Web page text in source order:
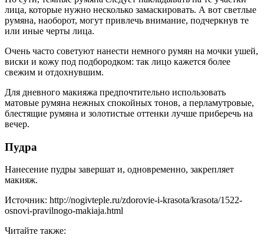
лица, которые нужно несколько замаскировать. А вот светлые
румяна, наоборот, могут привлечь внимание, подчеркнув те
или иные черты лица.
Очень часто советуют нанести немного румян на мочки ушей,
виски и кожу под подбородком: так лицо кажется более
свежим и отдохнувшим.
Для дневного макияжа предпочтительно использовать
матовые румяна нежных спокойных тонов, а перламутровые,
блестящие румяна и золотистые оттенки лучше приберечь на
вечер.
Пудра
Нанесение пудры завершат и, одновременно, закрепляет
макияж.
Источник: http://nogivteple.ru/zdorovie-i-krasota/krasota/1522-
osnovi-pravilnogo-makiaja.html
Читайте также: